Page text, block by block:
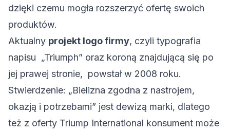
dzięki czemu mogła rozszerzyć ofertę swoich
produktów.
Aktualny projekt logo firmy, czyli typografia
napisu „Triumph” oraz koroną znajdującą się po
jej prawej stronie, powstał w 2008 roku.
Stwierdzenie: „Bielizna zgodna z nastrojem,
okazją i potrzebami” jest dewizą marki, dlatego
też z oferty Triump International konsument może